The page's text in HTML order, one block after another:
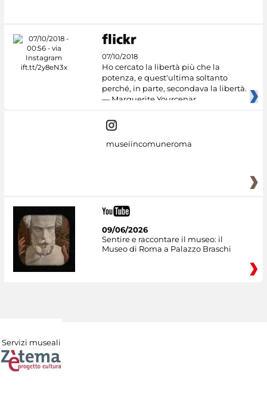
07/10/2018
Ho cercato la libertà più che la
potenza, e quest'ultima soltanto
perché, in parte, secondava la libertà.
— Marguerite Yourcenar
museiincomuneroma
09/06/2026
Sentire e raccontare il museo: il
Museo di Roma a Palazzo Braschi
Servizi museali